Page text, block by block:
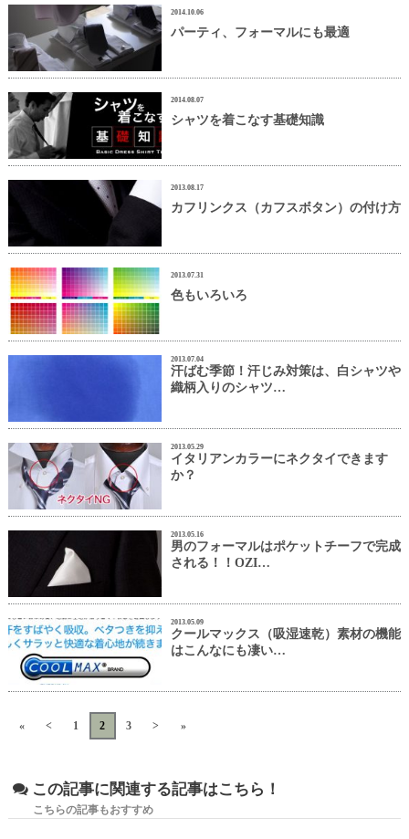
2014.10.06
パーティ、フォーマルにも最適
2014.08.07
シャツを着こなす基礎知識
2013.08.17
カフリンクス（カフスボタン）の付け方
2013.07.31
色もいろいろ
2013.07.04
汗ばむ季節！汗じみ対策は、白シャツや
織柄入りのシャツ…
2013.05.29
イタリアンカラーにネクタイできます
か？
2013.05.16
男のフォーマルはポケットチーフで完成
される！！OZI…
2013.05.09
クールマックス（吸湿速乾）素材の機能
はこんなにも凄い…
« < 1 2 3 > »
この記事に関連する記事はこちら！
こちらの記事もおすすめ